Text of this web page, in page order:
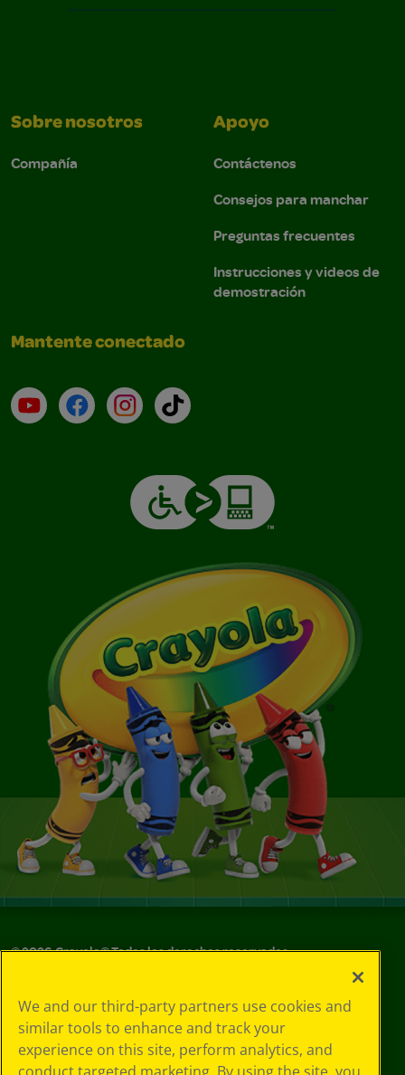
Sobre nosotros
Compañía
Apoyo
Contáctenos
Consejos para manchar
Preguntas frecuentes
Instrucciones y videos de
demostración
Mantente conectado
YouTube (en inglés)
Facebook (en inglés)
Instagram (en inglés)
TikTok
©2026Crayola® Todos los derechos reservados.
de privacidad
Política de
privacidad
Términos de SMS
We and our third-party partners use cookies and
similar tools to enhance and track your
experience on this site, perform analytics, and